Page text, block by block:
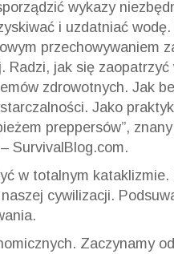
wykazy
i uzdatniać
przechowywaniem
Radzi, jak się zaopatrzyć
zdrowotnych. Jak
Jako
preppersów”,
SurvivalBlog.com.
w totalnym kataklizmie.
cywilizacji.
Zaczynamy